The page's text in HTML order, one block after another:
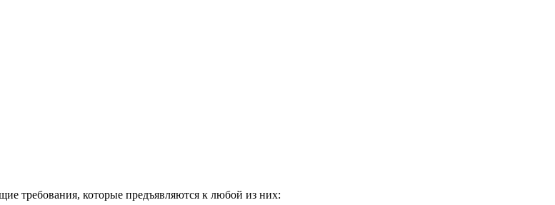
требования, которые предъявляются к любой из них: